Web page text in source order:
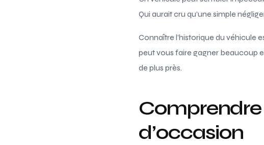
Qui aurait cru qu’une simple
Connaître l’historique du véhicule
peut vous faire gagner beaucoup
de plus près.
Comprendre
d’occasion